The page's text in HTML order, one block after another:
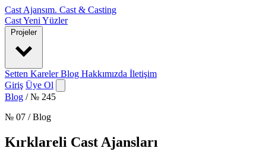
Cast Ajansım. Cast & Casting
CastYeni Yüzler
Projeler
Setten KarelerBlog Hakkımızda İletişim
Giriş Üye Ol
Blog / № 245
№ 07 / Blog
Kırklareli Cast Ajansları